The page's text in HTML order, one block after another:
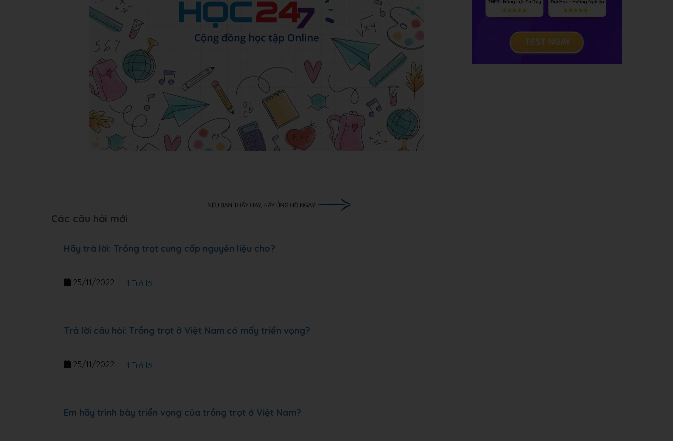
Các câu hỏi mới
Hãy trả lời: Trồng trọt cung cấp nguyên liệu cho?
25/11/2022 1 Trả lời
Trả lời câu hỏi: Trồng trọt ở Việt Nam có mấy triển vọng?
25/11/2022 1 Trả lời
Em hãy trình bày triển vọng của trồng trọt ở Việt Nam?